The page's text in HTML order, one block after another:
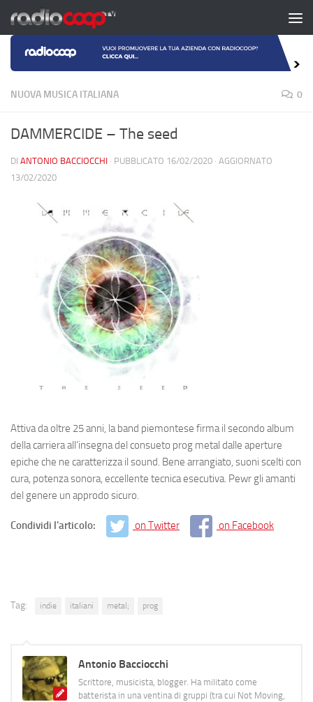
Salta al contenuto
NUOVA MUSICA ITALIANA 0
DAMMERCIDE – The seed
DI ANTONIO BACCIOCCHI · PUBBLICATO 16/02/2020 · AGGIORNATO
13/02/2020
Attiva da oltre 25 anni, la band piemontese firma il secondo album
della carriera all’insegna del consueto prog metal dalle aperture
epiche che ne caratterizza il sound. Bene arrangiato, suoni scelti con
cura, potenza sonora, eccellente tecnica esecutiva. Pewr gli amanti
del genere un approdo sicuro.
Condividi l'articolo: on Twitter on Facebook
Tag: indie italiani metal; prog
Antonio Bacciocchi
Scrittore, musicista, blogger. Ha militato come
batterista in una ventina di gruppi (tra cui Not Moving,